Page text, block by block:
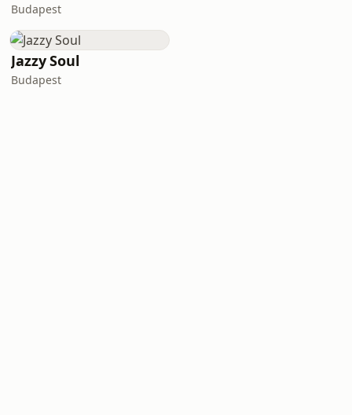
Budapest
Jazzy Soul
Budapest